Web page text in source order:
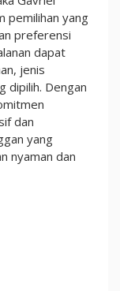
pemilihan yang
preferensi
dapat
jenis
dipilih. Dengan
dan
yang
nyaman dan